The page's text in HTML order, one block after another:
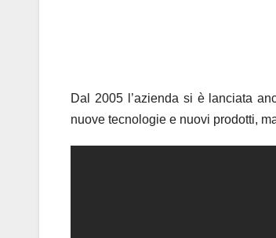
Dal 2005 l’azienda si è lanciata
nuove tecnologie e nuovi prodotti,